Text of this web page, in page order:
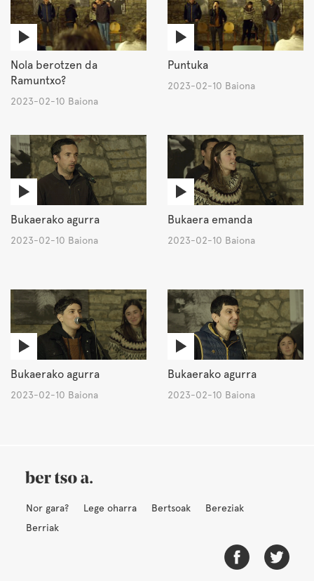
Nola berotzen da
Ramuntxo?
2023-02-10 Baiona
Puntuka
2023-02-10 Baiona
Bukaerako agurra
2023-02-10 Baiona
Bukaera emanda
2023-02-10 Baiona
Bukaerako agurra
2023-02-10 Baiona
Bukaerako agurra
2023-02-10 Baiona
Nor gara? Lege oharra Bertsoak
Bereziak
Berriak